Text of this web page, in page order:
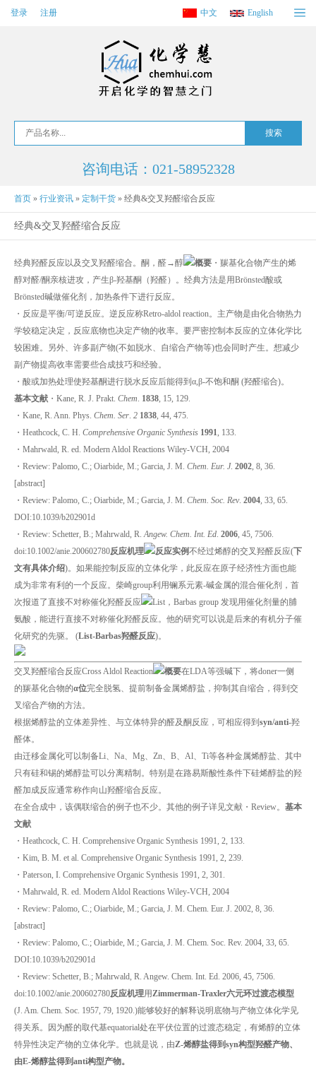
登录 注册 中文 English
咨询电话：021-58952328
首页 » 行业资讯 » 定制干货 » 经典&交叉羟醛缩合反应
经典&交叉羟醛缩合反应
经典羟醛反应以及交叉羟醛缩合。酮，醛→醇 概要 ・羰基化合物产生的烯
醇对醛/酮亲核进攻，产生β-羟基酮（羟醛）。经典方法是用Brönsted酸或
Brönsted碱做催化剂，加热条件下进行反应。
・反应是平衡/可逆反应。逆反应称Retro-aldol reaction。主产物是由化合物热力
学较稳定决定，反应底物也决定产物的收率。要严密控制本反应的立体化学比
较困难。另外、许多副产物(不如脱水、自缩合产物等)也会同时产生。想减少
副产物提高收率需要些合成技巧和经验。
・酸或加热处理使羟基酮进行脱水反应后能得到α,β-不饱和酮 (羟醛缩合)。
基本文献 ・Kane, R. J. Prakt. Chem. 1838, 15, 129.
・Kane, R. Ann. Phys. Chem. Ser. 2 1838, 44, 475.
・Heathcock, C. H. Comprehensive Organic Synthesis 1991, 133.
・Mahrwald, R. ed. Modern Aldol Reactions Wiley-VCH, 2004
・Review: Palomo, C.; Oiarbide, M.; Garcia, J. M. Chem. Eur. J. 2002, 8, 36.
[abstract]
・Review: Palomo, C.; Oiarbide, M.; Garcia, J. M. Chem. Soc. Rev. 2004, 33, 65.
DOI:10.1039/b202901d
・Review: Schetter, B.; Mahrwald, R.Angew. Chem. Int. Ed. 2006, 45, 7506.
doi:10.1002/anie.200602780反应机理 反应实例不经过烯醇的交叉羟醛反应(下
文有具体介绍)。如果能控制反应的立体化学，此反应在原子经济性方面也能
成为非常有利的一个反应。柴崎group利用镧系元素-碱金属的混合催化剂，首
次报道了直接不对称催化羟醛反应
List，Barbas group 发现用催化剂量的脯
氨酸，能进行直接不对称催化羟醛反应。他的研究可以说是后来的有机分子催
化研究的先驱。 (List-Barbas羟醛反应)。
交叉羟醛缩合反应Cross Aldol Reaction 概要在LDA等强碱下，将doner一侧
的羰基化合物的α位完全脱氢、提前制备金属烯醇盐，抑制其自缩合，得到交
叉缩合产物的方法。
根据烯醇盐的立体差异性、与立体特异的醛及酮反应，可相应得到 syn/anti-羟
醛体。
由迁移金属化可以制备Li、Na、Mg、Zn、B、Al、Ti等各种金属烯醇盐、其中
只有硅和锡的烯醇盐可以分离精制。特别是在路易斯酸性条件下硅烯醇盐的羟
醛加成反应通常称作向山羟醛缩合反应。
在全合成中，该偶联缩合的例子也不少。其他的例子详见文献・Review。 基本
文献
・Heathcock, C. H. Comprehensive Organic Synthesis 1991, 2, 133.
・Kim, B. M. et al. Comprehensive Organic Synthesis 1991, 2, 239.
・Paterson, I. Comprehensive Organic Synthesis 1991, 2, 301.
・Mahrwald, R. ed. Modern Aldol Reactions Wiley-VCH, 2004
・Review: Palomo, C.; Oiarbide, M.; Garcia, J. M. Chem. Eur. J. 2002, 8, 36.
[abstract]
・Review: Palomo, C.; Oiarbide, M.; Garcia, J. M. Chem. Soc. Rev. 2004, 33, 65.
DOI:10.1039/b202901d
・Review: Schetter, B.; Mahrwald, R. Angew. Chem. Int. Ed. 2006, 45, 7506.
doi:10.1002/anie.200602780反应机理用Zimmerman-Traxler六元环过渡态模型
(J. Am. Chem. Soc. 1957, 79, 1920.)能够较好的解释说明底物与产物立体化学见
得关系。因为醛的取代基equatorial处在平伏位置的过渡态稳定，有烯醇的立体
特异性决定产物的立体化学。也就是说，由Z-烯醇盐得到syn构型羟醛产物、
由E-烯醇盐得到anti构型产物。